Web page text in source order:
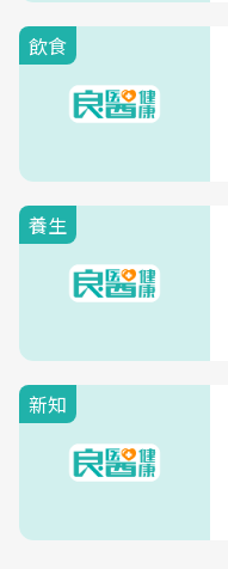
飲食
養生
新知